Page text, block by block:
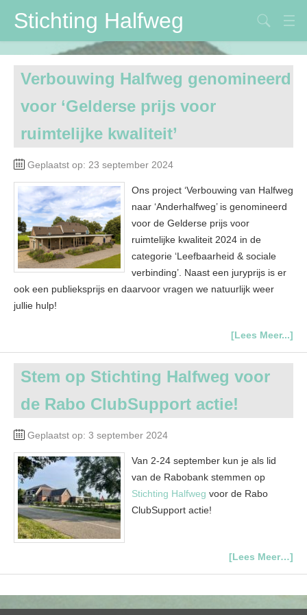
Stichting Halfweg
Stichting Halfweg
Volksfeestvereniging
DVV
Maïspotters
Verbouwing
Contactpersonen
Verbouwing Halfweg genomineerd
voor ‘Gelderse prijs voor
ruimtelijke kwaliteit’
Geplaatst op: 23 september 2024
Ons project ‘Verbouwing van Halfweg
naar ‘Anderhalfweg’ is genomineerd
voor de Gelderse prijs voor
ruimtelijke kwaliteit 2024 in de
categorie ‘Leefbaarheid & sociale
verbinding’. Naast een juryprijs is er
ook een publieksprijs en daarvoor vragen we natuurlijk weer
jullie hulp!
[Lees Meer...]
Stem op Stichting Halfweg voor
de Rabo ClubSupport actie!
Geplaatst op: 3 september 2024
Van 2-24 september kun je als lid
van de Rabobank stemmen op
Stichting Halfweg voor de Rabo
ClubSupport actie!
[Lees Meer…]